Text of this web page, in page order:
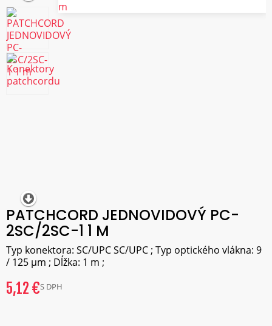
PATCHCORD JEDNOVIDOVÝ PC-
2SC/2SC-1 1 M
Typ konektora: SC/UPC SC/UPC ; Typ optického vlákna: 9
/ 125 µm ; Dĺžka: 1 m ;
5,12 €S DPH